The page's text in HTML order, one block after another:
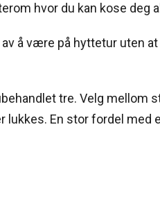
hvor du kan kose deg
å være på hyttetur uten
tre. Velg
lukkes. En stor fordel